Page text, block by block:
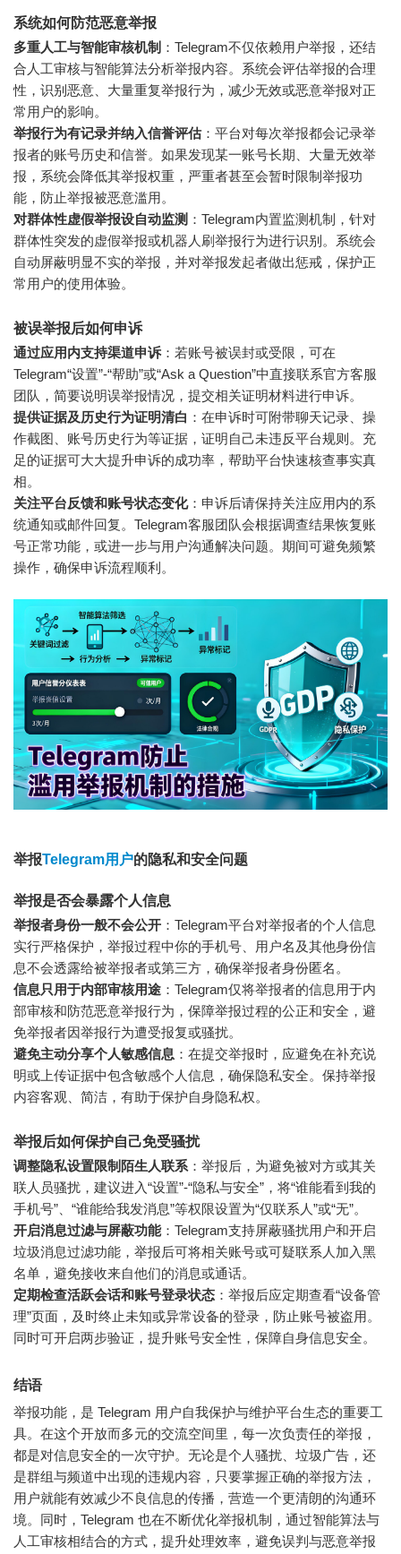
系统如何防范恶意举报
多重人工与智能审核机制 ：Telegram不仅依赖用户举报，还结
合人工审核与智能算法分析举报内容。系统会评估举报的合理
性，识别恶意、大量重复举报行为，减少无效或恶意举报对正
常用户的影响。
举报行为有记录并纳入信誉评估：平台对每次举报都会记录举
报者的账号历史和信誉。如果发现某一账号长期、大量无效举
报，系统会降低其举报权重，严重者甚至会暂时限制举报功
能，防止举报被恶意滥用。
对群体性虚假举报设自动监测 ：Telegram内置监测机制，针对
群体性突发的虚假举报或机器人刷举报行为进行识别。系统会
自动屏蔽明显不实的举报，并对举报发起者做出惩戒，保护正
常用户的使用体验。
被误举报后如何申诉
通过应用内支持渠道申诉：若账号被误封或受限，可在
Telegram“设置”-“帮助”或“Ask a Question”中直接联系官方客服
团队，简要说明误举报情况，提交相关证明材料进行申诉。
提供证据及历史行为证明清白 ：在申诉时可附带聊天记录、操
作截图、账号历史行为等证据，证明自己未违反平台规则。充
足的证据可大大提升申诉的成功率，帮助平台快速核查事实真
相。
关注平台反馈和账号状态变化：申诉后请保持关注应用内的系
统通知或邮件回复。Telegram客服团队会根据调查结果恢复账
号正常功能，或进一步与用户沟通解决问题。期间可避免频繁
操作，确保申诉流程顺利。
举报Telegram用户的隐私和安全问题
举报是否会暴露个人信息
举报者身份一般不会公开 ：Telegram平台对举报者的个人信息
实行严格保护，举报过程中你的手机号、用户名及其他身份信
息不会透露给被举报者或第三方，确保举报者身份匿名。
信息只用于内部审核用途 ：Telegram仅将举报者的信息用于内
部审核和防范恶意举报行为，保障举报过程的公正和安全，避
免举报者因举报行为遭受报复或骚扰。
避免主动分享个人敏感信息 ：在提交举报时，应避免在补充说
明或上传证据中包含敏感个人信息，确保隐私安全。保持举报
内容客观、简洁，有助于保护自身隐私权。
举报后如何保护自己免受骚扰
调整隐私设置限制陌生人联系 ：举报后，为避免被对方或其关
联人员骚扰，建议进入“设置”-“隐私与安全”，将“谁能看到我的
手机号”、“谁能给我发消息”等权限设置为“仅联系人”或“无”。
开启消息过滤与屏蔽功能：Telegram支持屏蔽骚扰用户和开启
垃圾消息过滤功能，举报后可将相关账号或可疑联系人加入黑
名单，避免接收来自他们的消息或通话。
定期检查活跃会话和账号登录状态 ：举报后应定期查看“设备管
理”页面，及时终止未知或异常设备的登录，防止账号被盗用。
同时可开启两步验证，提升账号安全性，保障自身信息安全。
结语
举报功能，是 Telegram 用户自我保护与维护平台生态的重要工
具。在这个开放而多元的交流空间里，每一次负责任的举报，
都是对信息安全的一次守护。无论是个人骚扰、垃圾广告，还
是群组与频道中出现的违规内容，只要掌握正确的举报方法，
用户就能有效减少不良信息的传播，营造一个更清朗的沟通环
境。同时，Telegram 也在不断优化举报机制，通过智能算法与
人工审核相结合的方式，提升处理效率，避免误判与恶意举报